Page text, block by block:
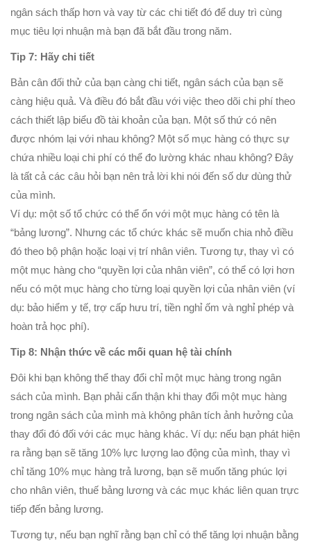
ngân sách thấp hơn và vay từ các chi tiết đó để duy trì cùng
mục tiêu lợi nhuận mà bạn đã bắt đầu trong năm.
Tip 7: Hãy chi tiết
Bản cân đối thử của bạn càng chi tiết, ngân sách của bạn sẽ
càng hiệu quả. Và điều đó bắt đầu với việc theo dõi chi phí theo
cách thiết lập biểu đồ tài khoản của bạn. Một số thứ có nên
được nhóm lại với nhau không? Một số mục hàng có thực sự
chứa nhiều loại chi phí có thể đo lường khác nhau không? Đây
là tất cả các câu hỏi bạn nên trả lời khi nói đến số dư dùng thử
của mình.
Ví dụ: một số tổ chức có thể ổn với một mục hàng có tên là
“bảng lương”. Nhưng các tổ chức khác sẽ muốn chia nhỏ điều
đó theo bộ phận hoặc loại vị trí nhân viên. Tương tự, thay vì có
một mục hàng cho “quyền lợi của nhân viên”, có thể có lợi hơn
nếu có một mục hàng cho từng loại quyền lợi của nhân viên (ví
dụ: bảo hiểm y tế, trợ cấp hưu trí, tiền nghỉ ốm và nghỉ phép và
hoàn trả học phí).
Tip 8: Nhận thức về các mối quan hệ tài chính
Đôi khi bạn không thể thay đổi chỉ một mục hàng trong ngân
sách của mình. Bạn phải cẩn thận khi thay đổi một mục hàng
trong ngân sách của mình mà không phân tích ảnh hưởng của
thay đổi đó đối với các mục hàng khác. Ví dụ: nếu bạn phát hiện
ra rằng bạn sẽ tăng 10% lực lượng lao động của mình, thay vì
chỉ tăng 10% mục hàng trả lương, bạn sẽ muốn tăng phúc lợi
cho nhân viên, thuế bảng lương và các mục khác liên quan trực
tiếp đến bảng lương.
Tương tự, nếu bạn nghĩ rằng bạn chỉ có thể tăng lợi nhuận bằng